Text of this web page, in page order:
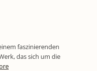
faszinierenden
das sich um die